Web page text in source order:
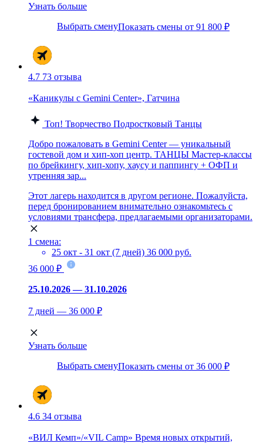
Узнать больше
Выбрать сменуПоказать смены от 91 800 ₽
4.7 73 отзыва
«Каникулы с Gemini Сenter», Гатчина
Топ! Творчество Подростковый Танцы
Добро пожаловать в Gemini Center — уникальный
гостевой дом и хип-хоп центр. ТАНЦЫ Мастер-классы
по брейкингу, хип-хопу, хаусу и паппингу + ОФП и
утренняя зар...
Этот лагерь находится в другом регионе. Пожалуйста,
перед бронированием внимательно ознакомьтесь с
условиями трансфера, предлагаемыми организаторами.
1 смена:
25 окт - 31 окт (7 дней) 36 000 руб.
36 000 ₽
25.10.2026 — 31.10.2026
7 дней — 36 000 ₽
Узнать больше
Выбрать сменуПоказать смены от 36 000 ₽
4.6 34 отзыва
«ВИЛ Кемп»/«VIL Camp» Время новых открытий,